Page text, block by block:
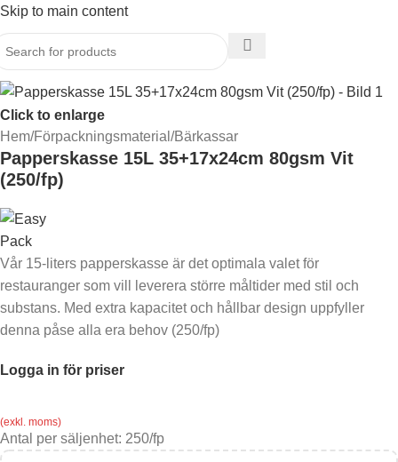
Skip to main content
Click to enlarge
Hem/Förpackningsmaterial /Bärkassar
Papperskasse 15L 35+17x24cm 80gsm Vit
(250/fp)
Vår 15-liters papperskasse är det optimala valet för
restauranger som vill leverera större måltider med stil och
substans. Med extra kapacitet och hållbar design uppfyller
denna påse alla era behov (250/fp)
Logga in för priser
(exkl. moms)
Antal per säljenhet: 250/fp